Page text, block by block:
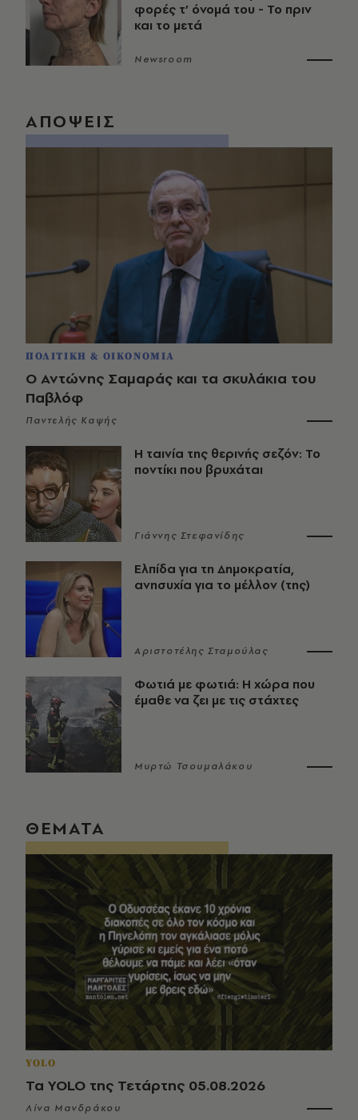
φορές τ’ όνομά του - Το πριν
και το μετά
Newsroom
ΑΠΟΨΕΙΣ
ΠΟΛΙΤΙΚΗ & ΟΙΚΟΝΟΜΙΑ
Ο Αντώνης Σαμαράς και τα σκυλάκια του
Παβλόφ
Παντελής Καψής
Η ταινία της θερινής σεζόν: Το
ποντίκι που βρυχάται
Γιάννης Στεφανίδης
Ελπίδα για τη Δημοκρατία,
ανησυχία για το μέλλον (της)
Αριστοτέλης Σταμούλας
Φωτιά με φωτιά: Η χώρα που
έμαθε να ζει με τις στάχτες
Μυρτώ Τσουμαλάκου
ΘΕΜΑΤΑ
YOLO
Τα YOLO της Τετάρτης 05.08.2026
Λίνα Μανδράκου